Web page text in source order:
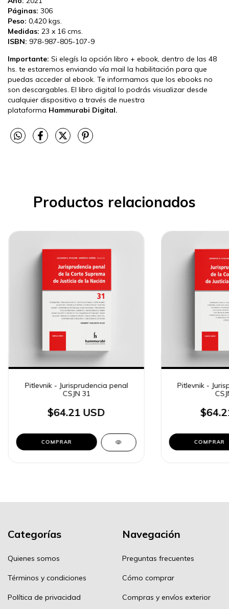
Páginas: 306
Peso: 0,420 kgs.
Medidas: 23 x 16 cms.
ISBN: 978-987-805-107-9
Importante: Si elegís la opción libro + ebook, dentro de las 48
hs. te estaremos enviando vía mail la habilitación para que
puedas acceder al ebook. Te informamos que los ebooks no
son descargables. El libro digital lo podrás visualizar desde
cualquier dispositivo a través de nuestra
plataforma Hammurabi Digital.
Productos relacionados
Pitlevnik - Jurisprudencia penal
CSJN 31
$64.21 USD
COMPRAR
Pitlevnik -
COMPRAR
Categorías
Quienes somos
Términos y condiciones
Política de privacidad
Navegación
Preguntas frecuentes
Cómo comprar
Compras y envíos exterior